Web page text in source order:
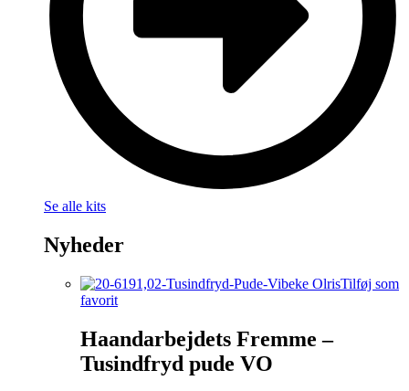
Se alle kits
Nyheder
Tilføj som
favorit
Haandarbejdets Fremme –
Tusindfryd pude VO